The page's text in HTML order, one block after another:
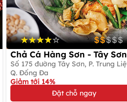
Chả Cá Hàng Sơn - Tây Sơn
Số 175 đường Tây Sơn, P. Trung Liệt,
Q. Đống Đa
Giảm tới 14%
Gọi món Việt (Chuyên chả cá)
Đặt chỗ ngay